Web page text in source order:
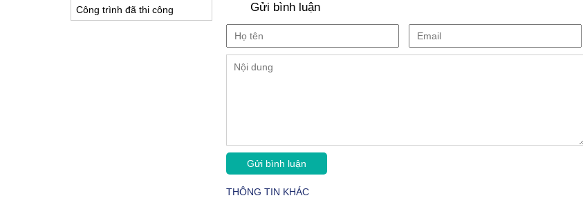
Gửi bình luận
THÔNG TIN KHÁC
Công trình đã thi công